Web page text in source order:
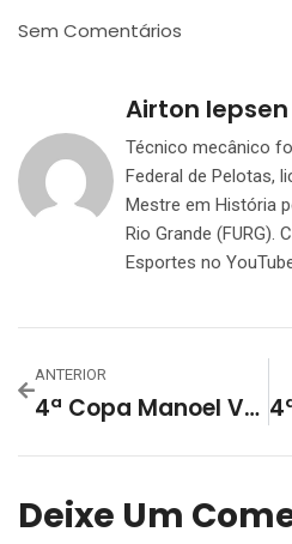
Sem Comentários
Airton Iepsen
Técnico mecânico
Federal de Pelotas,
Mestre em História
Rio Grande (FURG).
Esportes no
ANTERIOR
4ª Copa Manoel Vargas Tem Semifinais No Próximo Sábado
Deixe Um